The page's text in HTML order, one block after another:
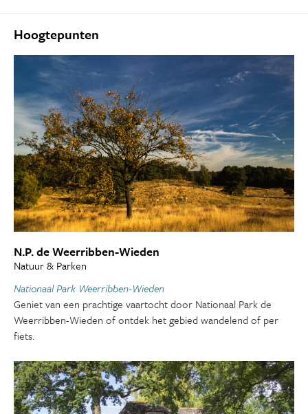
Hoogtepunten
N.P. de Weerribben-Wieden
Natuur & Parken
Nationaal Park Weerribben-Wieden
Geniet van een prachtige vaartocht door Nationaal Park de
Weerribben-Wieden of ontdek het gebied wandelend of per
fiets.